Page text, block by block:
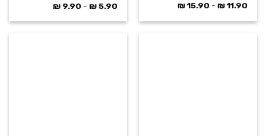
11.90
₪
-
15.90
₪
5.90
₪
-
9.90
₪